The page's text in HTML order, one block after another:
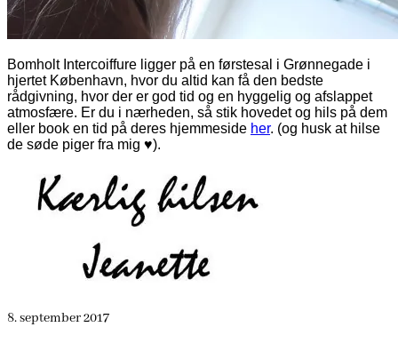
Bomholt Intercoiffure ligger på en førstesal i Grønnegade i
hjertet København, hvor du altid kan få den bedste
rådgivning, hvor der er god tid og en hyggelig og afslappet
atmosfære. Er du i nærheden, så stik hovedet og hils på dem
eller book en tid på deres hjemmeside her. (og husk at hilse
de søde piger fra mig ♥).
8. september 2017